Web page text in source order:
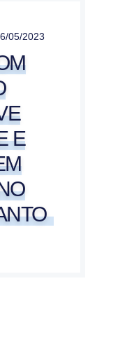
05/2023
E